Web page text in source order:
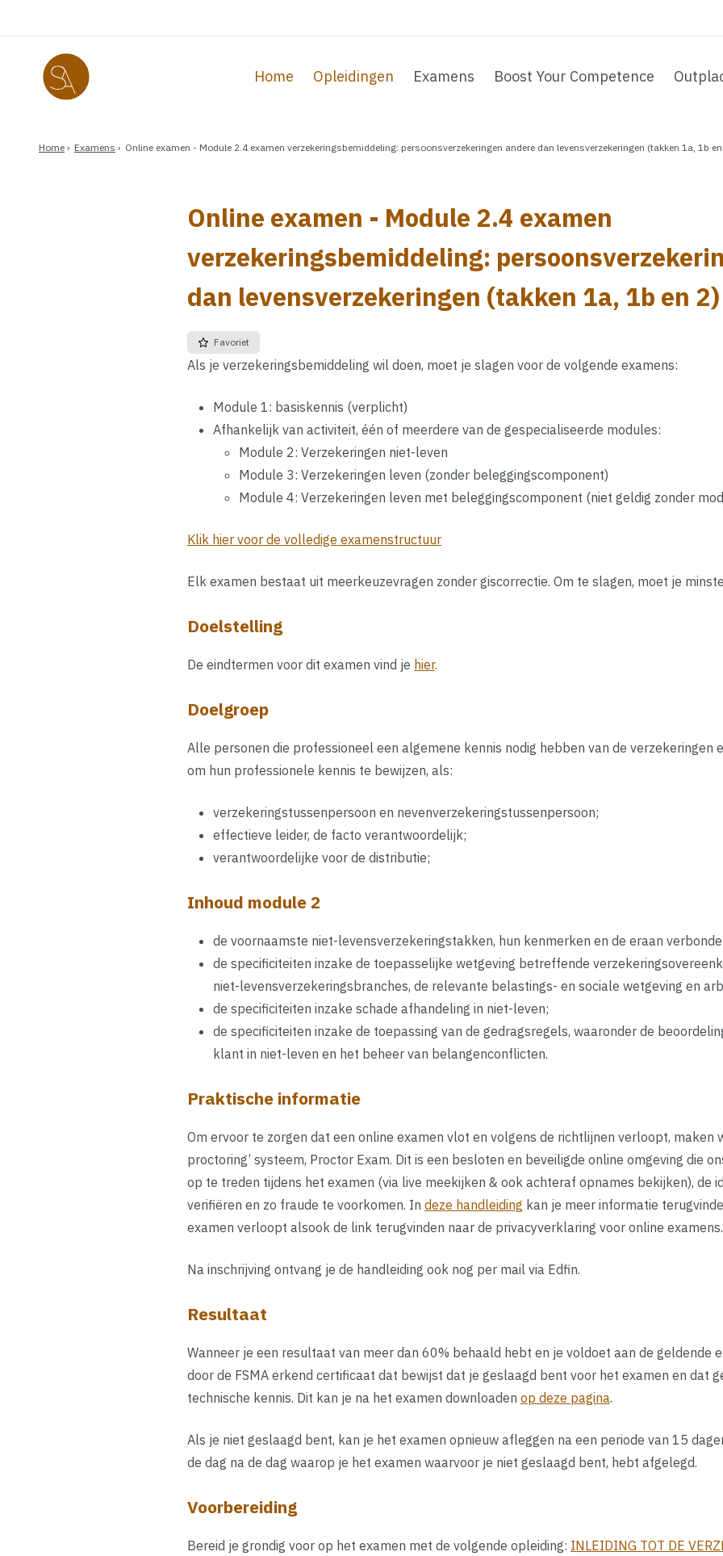
Home Opleidingen Examens Boost Your Competence
Home Examens Online examen - Module 2.4 examen verzekeringsbemiddeling: persoonsverzekeringen andere dan levensverzekeringen (takken 1a, 1b
Online examen - Module 2.4 examen
verzekeringsbemiddeling:
dan levensverzekeringen (takken 1a, 1b en 2)
Favoriet
Als je verzekeringsbemiddeling wil doen, moet je slagen voor de volgende examens:
Module 1: basiskennis (verplicht)
Afhankelijk van activiteit, één of meerdere van de gespecialiseerde modules:
Module 2: Verzekeringen niet-leven
Module 3: Verzekeringen leven (zonder beleggingscomponent)
Module 4: Verzekeringen leven met beleggingscomponent (niet geldig zonder
Klik hier voor de volledige examenstructuur
Elk examen bestaat uit meerkeuzevragen zonder giscorrectie. Om te slagen, moet je
Doelstelling
De eindtermen voor dit examen vind je hier.
Doelgroep
Alle personen die professioneel een algemene kennis nodig hebben van de verzekeringen
om hun professionele kennis te bewijzen, als:
verzekeringstussenpersoon en nevenverzekeringstussenpersoon;
effectieve leider, de facto verantwoordelijk;
verantwoordelijke voor de distributie;
Inhoud module 2
de voornaamste niet-levensverzekeringstakken, hun kenmerken en de eraan
de specificiteiten inzake de toepasselijke wetgeving betreffende
niet-levensverzekeringsbranches, de relevante belastings- en sociale wetgeving en
de specificiteiten inzake schade afhandeling in niet-leven;
de specificiteiten inzake de toepassing van de gedragsregels, waaronder de
klant in niet-leven en het beheer van belangenconflicten.
Praktische informatie
Om ervoor te zorgen dat een online examen vlot en volgens de richtlijnen verloopt, maken
proctoring’ systeem, Proctor Exam. Dit is een besloten en beveiligde online omgeving die
op te treden tijdens het examen (via live meekijken & ook achteraf opnames bekijken), de
verifiëren en zo fraude te voorkomen. In deze handleiding kan je meer informatie
examen verloopt alsook de link terugvinden naar de privacyverklaring voor online examens.
Na inschrijving ontvang je de handleiding ook nog per mail via Edfin.
Resultaat
Wanneer je een resultaat van meer dan 60% behaald hebt en je voldoet aan de geldende
door de FSMA erkend certificaat dat bewijst dat je geslaagd bent voor het examen en dat
technische kennis. Dit kan je na het examen downloaden op deze pagina.
Als je niet geslaagd bent, kan je het examen opnieuw afleggen na een periode van 15
de dag na de dag waarop je het examen waarvoor je niet geslaagd bent, hebt afgelegd.
Voorbereiding
Bereid je grondig voor op het examen met de volgende opleiding: INLEIDING TOT DE